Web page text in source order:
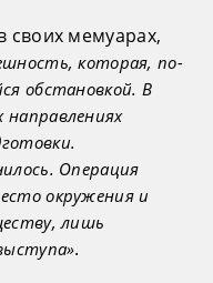
своих мемуарах,
которая, по-
обстановкой. В
Операция
окружения и
лишь
.